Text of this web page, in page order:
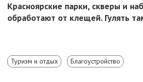
Красноярские парки, скверы и
обработают от клещей. Гулять
Туризм и отдых Благоустройство